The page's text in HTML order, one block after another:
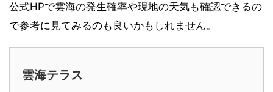
公式HPで雲海の発生確率や現地の天気も確認できるの
で参考に見てみるのも良いかもしれません。
雲海テラス